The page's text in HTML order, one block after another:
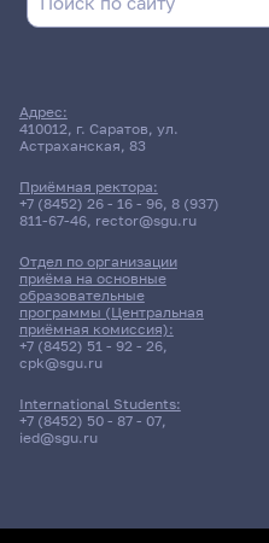
Адрес:
410012, г. Саратов, ул.
Астраханская, 83
Приёмная ректора:
+7 (8452) 26 - 16 - 96, 8 (937)
811-67-46, rector@sgu.ru
Отдел по организации
приёма на основные
образовательные
программы (Центральная
приёмная комиссия):
+7 (8452) 51 - 92 - 26,
cpk@sgu.ru
International Students:
+7 (8452) 50 - 87 - 07,
ied@sgu.ru